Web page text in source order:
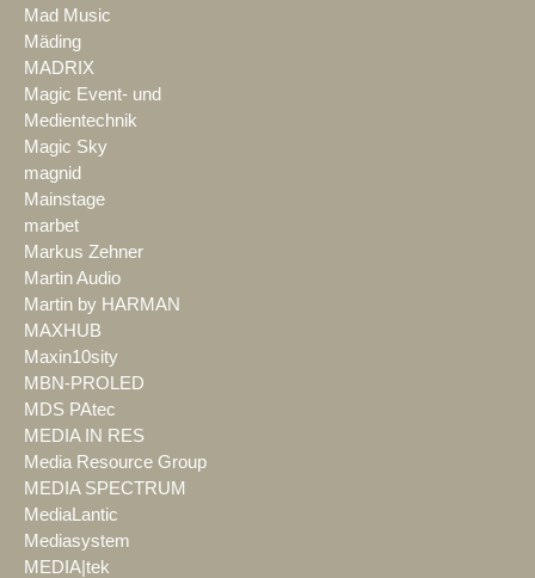
Mad Music
Mäding
MADRIX
Magic Event- und
Medientechnik
Magic Sky
magnid
Mainstage
marbet
Markus Zehner
Martin Audio
Martin by HARMAN
MAXHUB
Maxin10sity
MBN-PROLED
MDS PAtec
MEDIA IN RES
Media Resource Group
MEDIA SPECTRUM
MediaLantic
Mediasystem
MEDIA|tek